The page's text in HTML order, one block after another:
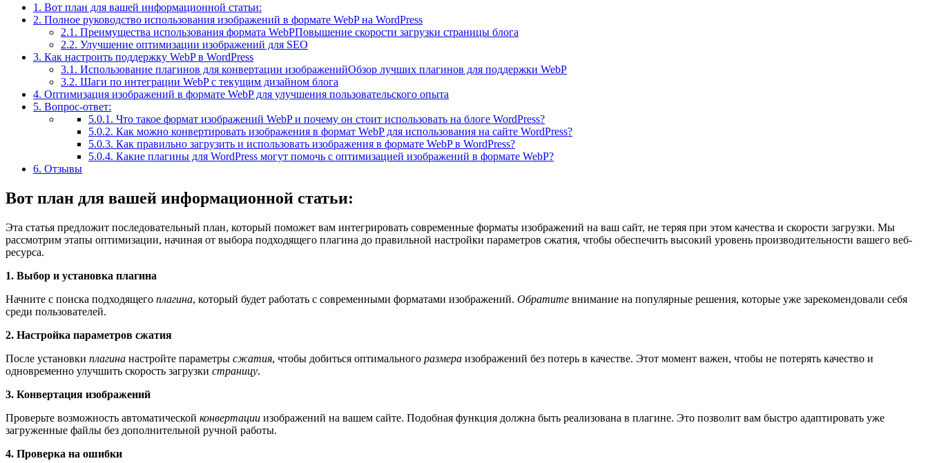
1. Вот план для вашей информационной статьи:
2. Полное руководство использования изображений в формате WebP на WordPress
2.1. Преимущества использования формата WebPПовышение скорости загрузки страницы блога
2.2. Улучшение оптимизации изображений для SEO
3. Как настроить поддержку WebP в WordPress
3.1. Использование плагинов для конвертации изображенийОбзор лучших плагинов для поддержки WebP
3.2. Шаги по интеграции WebP с текущим дизайном блога
4. Оптимизация изображений в формате WebP для улучшения пользовательского опыта
5. Вопрос-ответ:
5.0.1. Что такое формат изображений WebP и почему он стоит использовать на блоге WordPress?
5.0.2. Как можно конвертировать изображения в формат WebP для использования на сайте WordPress?
5.0.3. Как правильно загрузить и использовать изображения в формате WebP в WordPress?
5.0.4. Какие плагины для WordPress могут помочь с оптимизацией изображений в формате WebP?
6. Отзывы
Вот план для вашей информационной статьи:
Эта статья предложит последовательный план, который поможет вам интегрировать современные форматы изображений на ваш сайт, не теряя при этом качества и скорости загрузки. Мы
рассмотрим этапы оптимизации, начиная от выбора подходящего плагина до правильной настройки параметров сжатия, чтобы обеспечить высокий уровень производительности вашего веб-
ресурса.
1. Выбор и установка плагина
Начните с поиска подходящего плагина, который будет работать с современными форматами изображений. Обратите внимание на популярные решения, которые уже зарекомендовали себя
среди пользователей.
2. Настройка параметров сжатия
После установки плагина настройте параметры сжатия, чтобы добиться оптимального размера изображений без потерь в качестве. Этот момент важен, чтобы не потерять качество и
одновременно улучшить скорость загрузки страницу.
3. Конвертация изображений
Проверьте возможность автоматической конвертации изображений на вашем сайте. Подобная функция должна быть реализована в плагине. Это позволит вам быстро адаптировать уже
загруженные файлы без дополнительной ручной работы.
4. Проверка на ошибки